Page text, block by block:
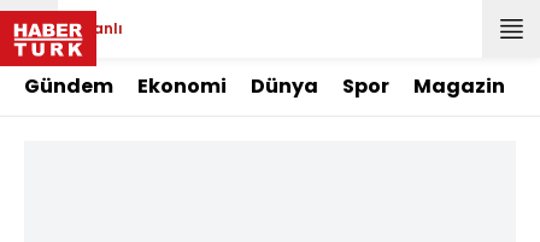
Canlı
Gündem Ekonomi Dünya Spor Magazin